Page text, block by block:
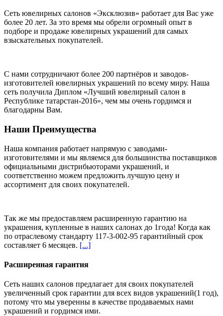
Сеть ювелирных салонов «Эксклюзив» работает для Вас уже
более 20 лет. За это время мы обрели огромный опыт в
подборе и продаже ювелирных украшений для самых
взыскательных покупателей.
С нами сотрудничают более 200 партнёров и заводов-
изготовителей ювелирных украшений по всему миру. Наша
сеть получила Диплом «Лучший ювелирный салон в
Республике татарстан-2016», чем мы очень гордимся и
благодарны Вам.
Наши Преимущества
Наша компания работает напрямую с заводами-
изготовителями и мы являемся для большинства поставщиков
официальными дистрибьюторами украшений, и
соответственно можем предложить лучшую цену и
ассортимент для своих покупателей.
Так же мы предоставляем расширенную гарантию на
украшения, купленные в наших салонах до 1года! Когда как
по отраслевому стандарту 117-3-002-95 гарантийный срок
составляет 6 месяцев. [...]
Расширенная гарантия
Сеть наших салонов предлагает для своих покупателей
увеличенный срок гарантии для всех видов украшений(1 год),
потому что мы уверенны в качестве продаваемых нами
украшений и гордимся ими.